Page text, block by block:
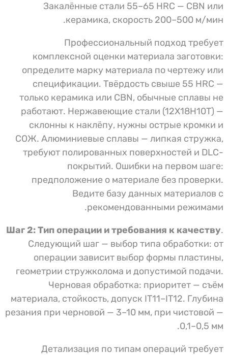
Закалённые стали 55–65 HRC — CBN или
керамика, скорость 200–500 м/мин.
Профессиональный подход требует
комплексной оценки материала заготовки:
определите марку материала по чертежу или
спецификации. Твёрдость свыше 55 HRC —
только керамика или CBN, обычные сплавы не
работают. Нержавеющие стали (12Х18Н10Т) —
склонны к наклёпу, нужны острые кромки и
СОЖ. Алюминиевые сплавы — липкая стружка,
требуют полированных поверхностей и DLC-
покрытий. Ошибки на первом шаге:
предположение о материале без проверки.
Ведите базу данных материалов с
рекомендованными режимами.
Шаг 2: Тип операции и требования к качеству.
Следующий шаг — выбор типа обработки: от
операции зависит выбор формы пластины,
геометрии стружколома и допустимой подачи.
Черновая обработка: приоритет — съём
материала, стойкость, допуск IT11–IT12. Глубина
резания при черновой — 3–10 мм, при чистовой —
0,1–0,5 мм.
Детализация по типам операций требует